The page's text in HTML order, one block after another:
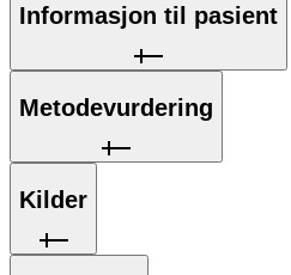
Informasjon til pasient
Metodevurdering
Kilder